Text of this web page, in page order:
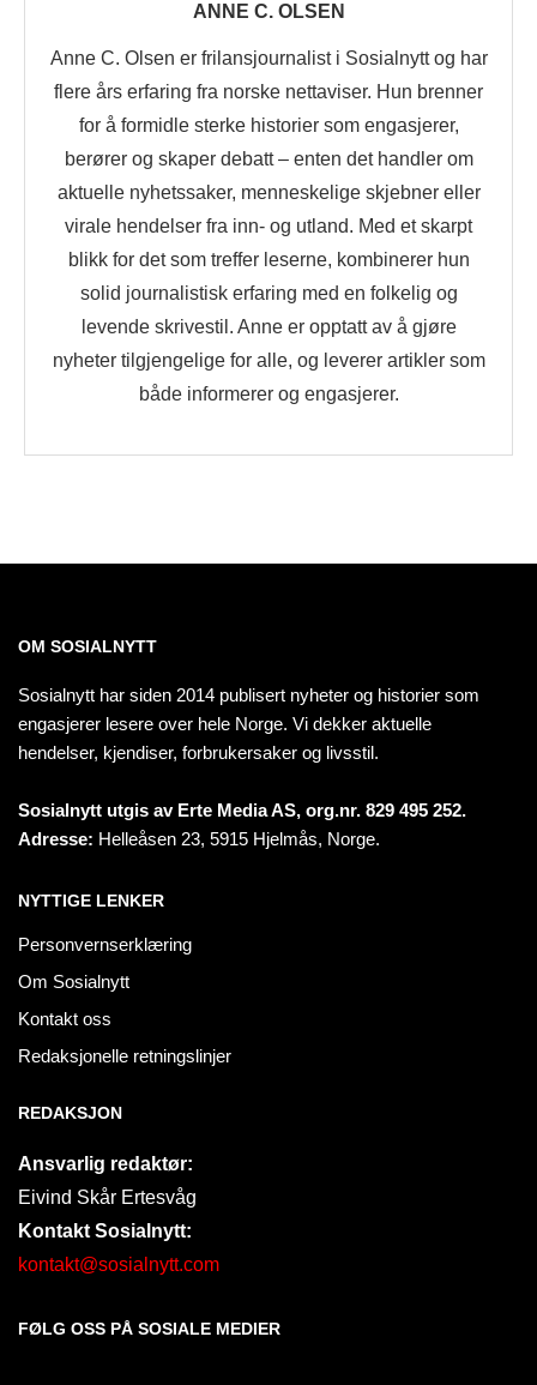
ANNE C. OLSEN
Anne C. Olsen er frilansjournalist i Sosialnytt og har
flere års erfaring fra norske nettaviser. Hun brenner
for å formidle sterke historier som engasjerer,
berører og skaper debatt – enten det handler om
aktuelle nyhetssaker, menneskelige skjebner eller
virale hendelser fra inn- og utland. Med et skarpt
blikk for det som treffer leserne, kombinerer hun
solid journalistisk erfaring med en folkelig og
levende skrivestil. Anne er opptatt av å gjøre
nyheter tilgjengelige for alle, og leverer artikler som
både informerer og engasjerer.
OM SOSIALNYTT
Sosialnytt har siden 2014 publisert nyheter og historier som
engasjerer lesere over hele Norge. Vi dekker aktuelle
hendelser, kjendiser, forbrukersaker og livsstil.
Sosialnytt utgis av Erte Media AS, org.nr. 829 495 252.
Adresse: Helleåsen 23, 5915 Hjelmås, Norge.
NYTTIGE LENKER
Personvernserklæring
Om Sosialnytt
Kontakt oss
Redaksjonelle retningslinjer
REDAKSJON
Ansvarlig redaktør:
Eivind Skår Ertesvåg
Kontakt Sosialnytt:
kontakt@sosialnytt.com
FØLG OSS PÅ SOSIALE MEDIER​